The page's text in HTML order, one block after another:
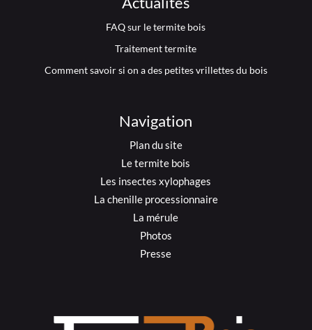
FAQ sur le termite bois
Traitement termite
Comment savoir si on a des petites vrillettes du bois
Navigation
Plan du site
Le termite bois
Les insectes xylophages
La chenille processionnaire
La mérule
Photos
Presse